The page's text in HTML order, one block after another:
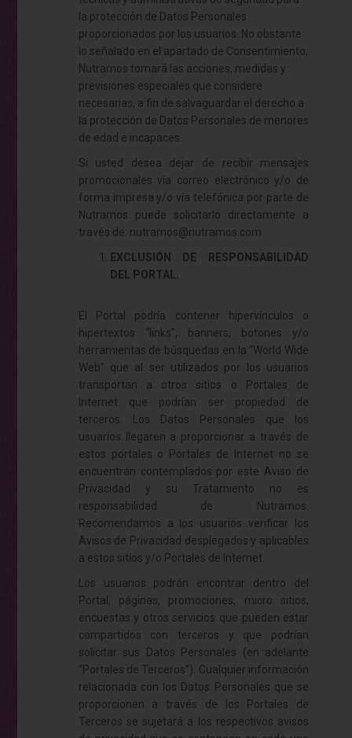
la protección de Datos Personales
proporcionados por los usuarios. No obstante
lo señalado en el apartado de Consentimiento,
Nutramos tomará las acciones, medidas y
previsiones especiales que considere
necesarias, a fin de salvaguardar el derecho a
la protección de Datos Personales de menores
de edad e incapaces.
Si usted desea dejar de recibir mensajes
promocionales vía correo electrónico y/o de
forma impresa y/o vía telefónica por parte de
Nutramos puede solicitarlo directamente a
través de: nutramos@nutramos.com
EXCLUSIÓN DE RESPONSABILIDAD
DEL PORTAL.
El Portal podría contener hipervínculos o
hipertextos “links”, banners, botones y/o
herramientas de búsquedas en la “World Wide
Web” que al ser utilizados por los usuarios
transportan a otros sitios o Portales de
Internet que podrían ser propiedad de
terceros. Los Datos Personales que los
usuarios llegaren a proporcionar a través de
estos portales o Portales de Internet no se
encuentran contemplados por este Aviso de
Privacidad y su Tratamiento no es
responsabilidad de Nutramos.
Recomendamos a los usuarios verificar los
Avisos de Privacidad desplegados y aplicables
a estos sitios y/o Portales de Internet.
Los usuarios podrán encontrar dentro del
Portal, páginas, promociones, micro sitios,
encuestas y otros servicios que pueden estar
compartidos con terceros y que podrían
solicitar sus Datos Personales (en adelante
“Portales de Terceros”). Cualquier información
relacionada con los Datos Personales que se
proporcionen a través de los Portales de
Terceros se sujetará a los respectivos avisos